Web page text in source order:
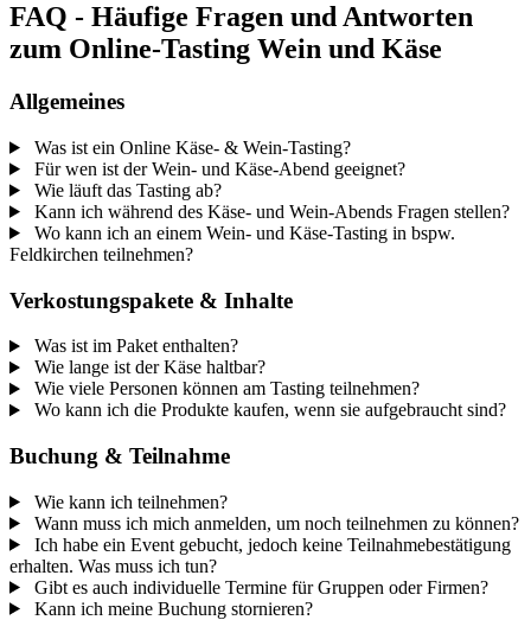
FAQ - Häufige Fragen und Antworten
zum Online-Tasting Wein und Käse
Allgemeines
Was ist ein Online Käse- & Wein-Tasting?
Für wen ist der Wein- und Käse-Abend geeignet?
Wie läuft das Tasting ab?
Kann ich während des Käse- und Wein-Abends Fragen stellen?
Wo kann ich an einem Wein- und Käse-Tasting in bspw.
Feldkirchen teilnehmen?
Verkostungspakete & Inhalte
Was ist im Paket enthalten?
Wie lange ist der Käse haltbar?
Wie viele Personen können am Tasting teilnehmen?
Wo kann ich die Produkte kaufen, wenn sie aufgebraucht sind?
Buchung & Teilnahme
Wie kann ich teilnehmen?
Wann muss ich mich anmelden, um noch teilnehmen zu können?
Ich habe ein Event gebucht, jedoch keine Teilnahmebestätigung
erhalten. Was muss ich tun?
Gibt es auch individuelle Termine für Gruppen oder Firmen?
Kann ich meine Buchung stornieren?